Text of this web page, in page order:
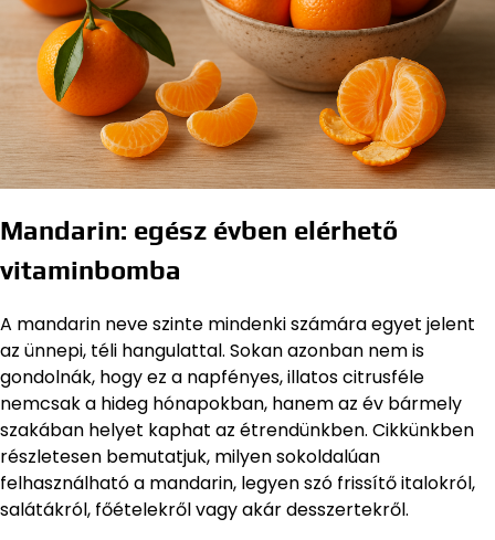
Mandarin: egész évben elérhető
vitaminbomba
A mandarin neve szinte mindenki számára egyet jelent
az ünnepi, téli hangulattal. Sokan azonban nem is
gondolnák, hogy ez a napfényes, illatos citrusféle
nemcsak a hideg hónapokban, hanem az év bármely
szakában helyet kaphat az étrendünkben. Cikkünkben
részletesen bemutatjuk, milyen sokoldalúan
felhasználható a mandarin, legyen szó frissítő italokról,
salátákról, főételekről vagy akár desszertekről.